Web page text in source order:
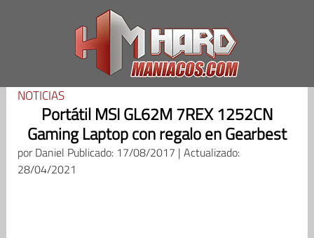
NOTICIAS
Portátil MSI GL62M 7REX 1252CN
Gaming Laptop con regalo en Gearbest
porDaniel Publicado: 17/08/2017 | Actualizado:
28/04/2021